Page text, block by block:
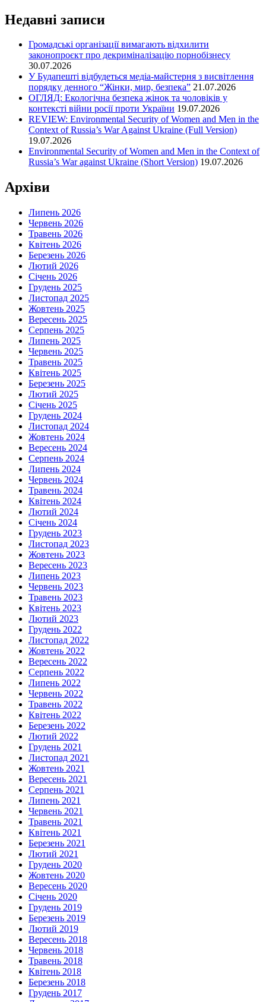
Недавні записи
Громадські організації вимагають відхилити
законопроєкт про декриміналізацію порнобізнесу
30.07.2026
У Будапешті відбудеться медіа-майстерня з висвітлення
порядку денного “Жінки, мир, безпека” 21.07.2026
ОГЛЯД: Екологічна безпека жінок та чоловіків у
контексті війни росії проти України 19.07.2026
REVIEW: Environmental Security of Women and Men in the
Context of Russia’s War Against Ukraine (Full Version)
19.07.2026
Environmental Security of Women and Men in the Context of
Russia’s War against Ukraine (Short Version) 19.07.2026
Архіви
Липень 2026
Червень 2026
Травень 2026
Квітень 2026
Березень 2026
Лютий 2026
Січень 2026
Грудень 2025
Листопад 2025
Жовтень 2025
Вересень 2025
Серпень 2025
Липень 2025
Червень 2025
Травень 2025
Квітень 2025
Березень 2025
Лютий 2025
Січень 2025
Грудень 2024
Листопад 2024
Жовтень 2024
Вересень 2024
Серпень 2024
Липень 2024
Червень 2024
Травень 2024
Квітень 2024
Лютий 2024
Січень 2024
Грудень 2023
Листопад 2023
Жовтень 2023
Вересень 2023
Липень 2023
Червень 2023
Травень 2023
Квітень 2023
Лютий 2023
Грудень 2022
Листопад 2022
Жовтень 2022
Вересень 2022
Серпень 2022
Липень 2022
Червень 2022
Травень 2022
Квітень 2022
Березень 2022
Лютий 2022
Грудень 2021
Листопад 2021
Жовтень 2021
Вересень 2021
Серпень 2021
Липень 2021
Червень 2021
Травень 2021
Квітень 2021
Березень 2021
Лютий 2021
Грудень 2020
Жовтень 2020
Вересень 2020
Січень 2020
Грудень 2019
Березень 2019
Лютий 2019
Вересень 2018
Червень 2018
Травень 2018
Квітень 2018
Березень 2018
Грудень 2017